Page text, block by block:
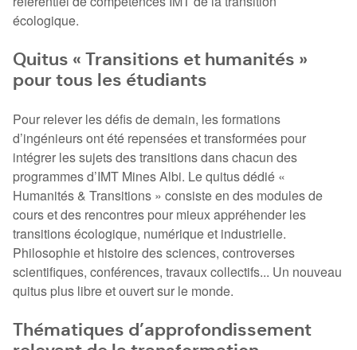
écologique.
Quitus « Transitions et humanités »
pour tous les étudiants
Pour relever les défis de demain, les formations
d’ingénieurs ont été repensées et transformées pour
intégrer les sujets des transitions dans chacun des
programmes d’IMT Mines Albi. Le quitus dédié «
Humanités & Transitions » consiste en des modules de
cours et des rencontres pour mieux appréhender les
transitions écologique, numérique et industrielle.
Philosophie et histoire des sciences, controverses
scientifiques, conférences, travaux collectifs... Un nouveau
quitus plus libre et ouvert sur le monde.
Thématiques d’approfondissement